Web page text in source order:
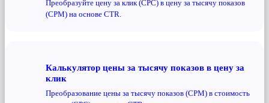
Преобразуйте цену за клик (CPC) в цену за тысячу показов
(CPM) на основе CTR.
Калькулятор цены за тысячу показов в цену за
клик
Преобразование цены за тысячу показов (CPM) в стоимость